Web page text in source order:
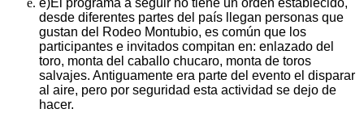
e)El programa a seguir no tiene un orden establecido,
desde diferentes partes del país llegan personas que
gustan del Rodeo Montubio, es común que los
participantes e invitados compitan en: enlazado del
toro, monta del caballo chucaro, monta de toros
salvajes. Antiguamente era parte del evento el disparar
al aire, pero por seguridad esta actividad se dejo de
hacer.